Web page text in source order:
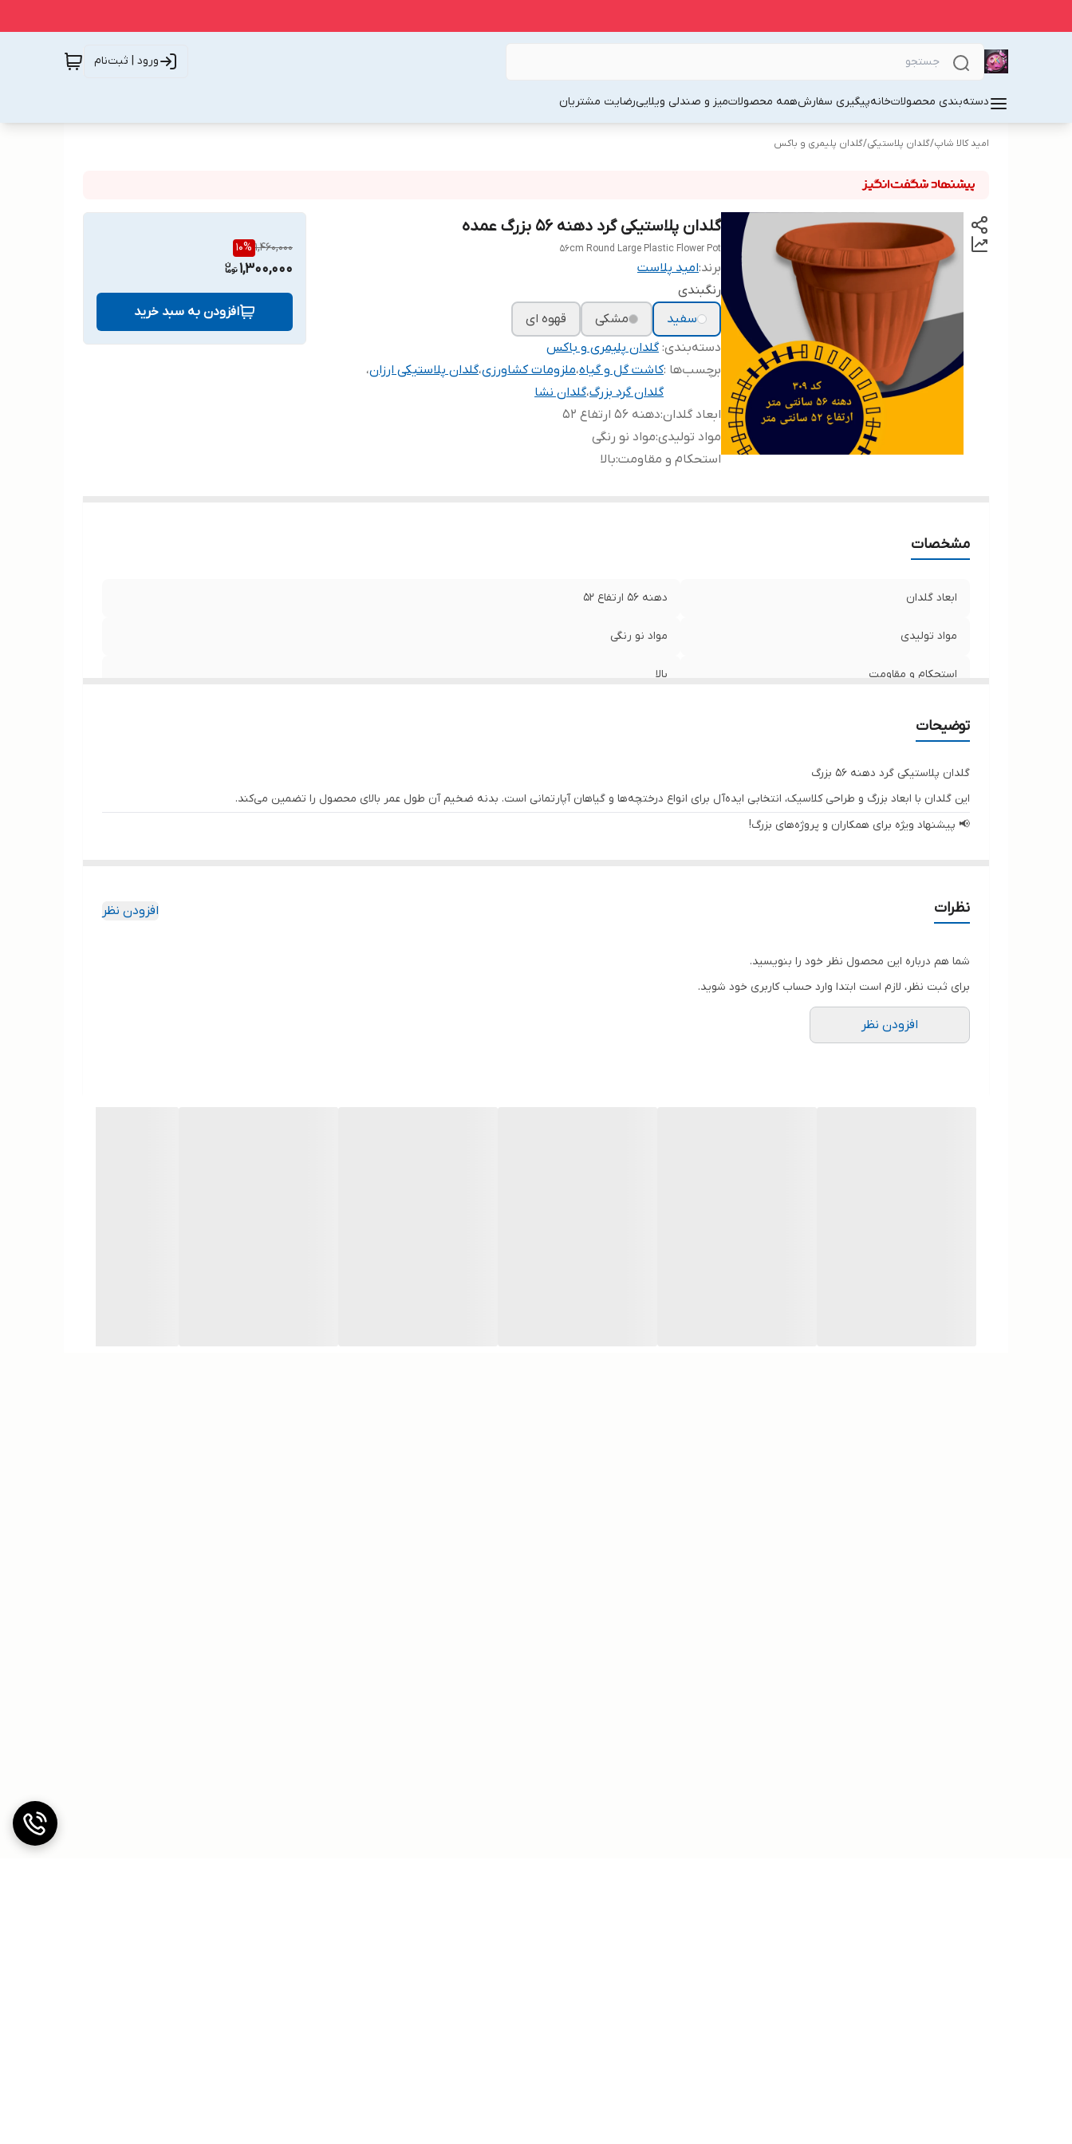
ورود | ثبت‌نام
دسته‌بندی محصولاتخانهپیگیری سفارشهمه محصولاتمیز و صندلی ویلاییرضایت مشتریان
امید کالا شاپ/گلدان پلاستیکی/گلدان پلیمری و باکس
گلدان پلاستیکی گرد دهنه ۵۶ بزرگ عمده
56cm Round Large Plastic Flower Pot
برند:امید پلاست
رنگبندی
سفید
مشکی
قهوه ای
دسته‌بندی:گلدان پلیمری و باکس
برچسب‌ها :کاشت گل و گیاه،ملزومات کشاورزی،گلدان پلاستیکی ارزان،
گلدان گرد بزرگ،گلدان نشا
ابعاد گلدان:دهنه ۵۶ ارتفاع ۵۲
مواد تولیدی:مواد نو رنگی
استحکام و مقاومت:بالا
1,460,000
10%
1,300,000
افزودن به سبد خرید
مشخصات
ابعاد گلدان دهنه ۵۶ ارتفاع ۵۲
مواد تولیدی مواد نو رنگی
استحکام و مقاومت بالا
توضیحات
گلدان پلاستیکی گرد دهنه ۵۶ بزرگ
این گلدان با ابعاد بزرگ و طراحی کلاسیک، انتخابی ایده‌آل برای انواع درختچه‌ها و گیاهان آپارتمانی است. بدنه ضخیم آن طول عمر بالای محصول را تضمین می‌کند.
📢 پیشنهاد ویژه برای همکاران و پروژه‌های بزرگ!
دریافت
✨خرید هوشمندانه، سود بیشتر!
نظرات افزودن نظر
شما هم درباره این محصول نظر خود را بنویسید.
برای ثبت نظر، لازم است ابتدا وارد حساب کاربری خود شوید.
افزودن نظر